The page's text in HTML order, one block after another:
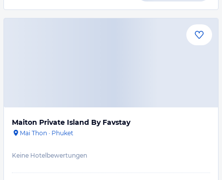
Maiton Private Island By Favstay
Mai Thon · Phuket
Keine Hotelbewertungen